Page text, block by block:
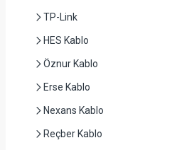
TP-Link
HES Kablo
Öznur Kablo
Erse Kablo
Nexans Kablo
Reçber Kablo